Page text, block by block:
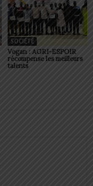
SOCIÉTÉ
Vogan : AGRI-ESPOIR
récompense les meilleurs
talents